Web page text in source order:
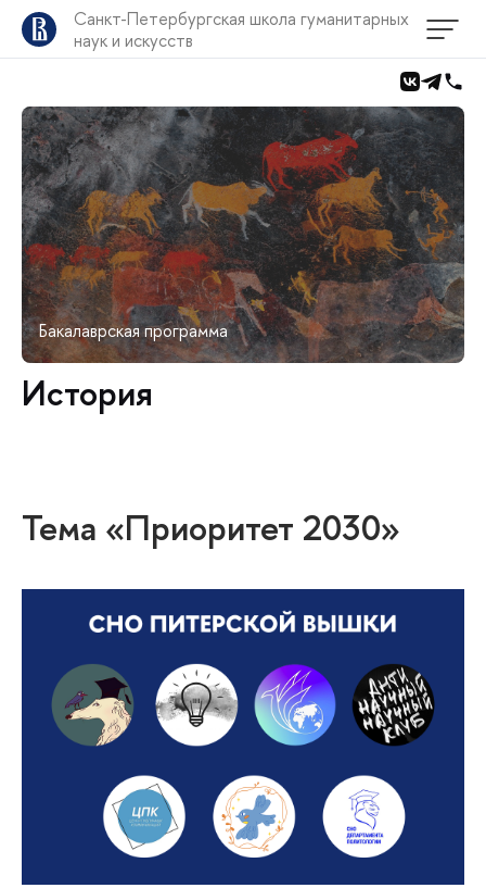
Санкт-Петербургская школа гуманитарных
наук и искусств
Бакалаврская программа
История
Тема «Приоритет 2030»